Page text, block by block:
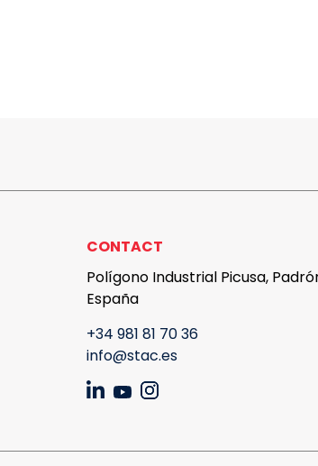
CONTACT
Polígono Industrial Picusa,
España
+34 981 81 70 36
info@stac.es